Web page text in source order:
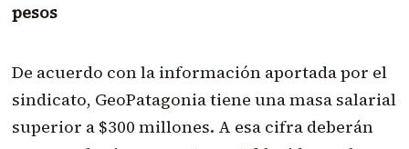
pesos
De acuerdo con la información aportada por el
sindicato, GeoPatagonia tiene una masa salarial
superior a $300 millones. A esa cifra deberán